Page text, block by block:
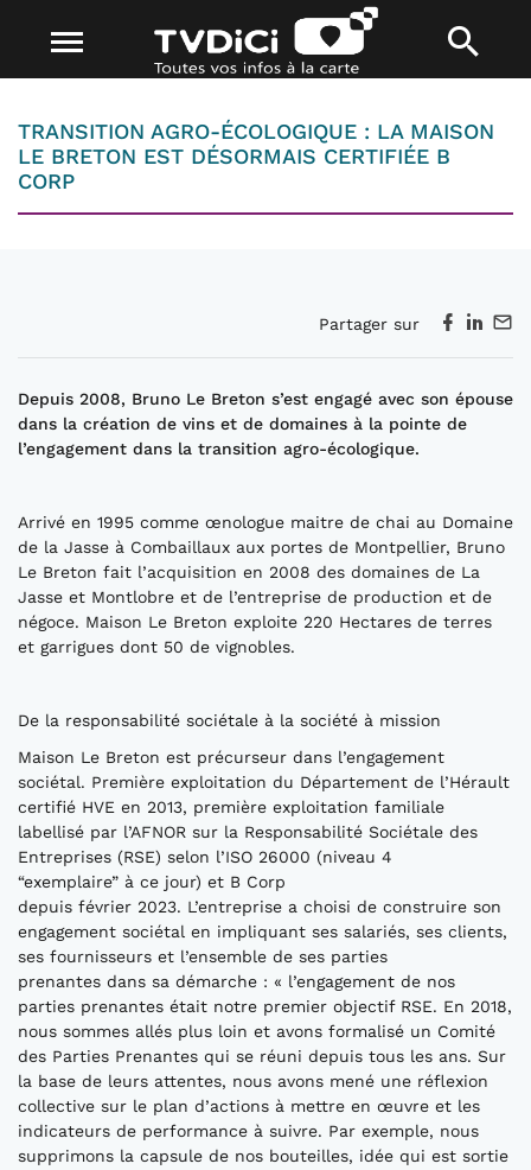
TRANSITION AGRO-ÉCOLOGIQUE : LA MAISON
LE BRETON EST DÉSORMAIS CERTIFIÉE B
CORP
Partager sur
Depuis 2008, Bruno Le Breton s’est engagé avec son épouse
dans la création de vins et de domaines à la pointe de
l’engagement dans la transition agro-écologique.
Arrivé en 1995 comme œnologue maitre de chai au Domaine
de la Jasse à Combaillaux aux portes de Montpellier, Bruno
Le Breton fait l’acquisition en 2008 des domaines de La
Jasse et Montlobre et de l’entreprise de production et de
négoce. Maison Le Breton exploite 220 Hectares de terres
et garrigues dont 50 de vignobles.
De la responsabilité sociétale à la société à mission
Maison Le Breton est précurseur dans l’engagement
sociétal. Première exploitation du Département de l’Hérault
certifié HVE en 2013, première exploitation familiale
labellisé par l’AFNOR sur la Responsabilité Sociétale des
Entreprises (RSE) selon l’ISO 26000 (niveau 4
“exemplaire” à ce jour) et B Corp
depuis février 2023. L’entreprise a choisi de construire son
engagement sociétal en impliquant ses salariés, ses clients,
ses fournisseurs et l’ensemble de ses parties
prenantes dans sa démarche : « l’engagement de nos
parties prenantes était notre premier objectif RSE. En 2018,
nous sommes allés plus loin et avons formalisé un Comité
des Parties Prenantes qui se réuni depuis tous les ans. Sur
la base de leurs attentes, nous avons mené une réflexion
collective sur le plan d’actions à mettre en œuvre et les
indicateurs de performance à suivre. Par exemple, nous
supprimons la capsule de nos bouteilles, idée qui est sortie